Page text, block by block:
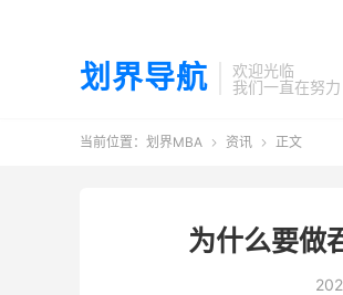
划界导航
欢迎光临
我们一直在努力
当前位置： 划界MBA  资讯  正文
为什么要做